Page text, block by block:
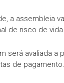
a assembleia
de risco de
será avaliada a
de pagamento.